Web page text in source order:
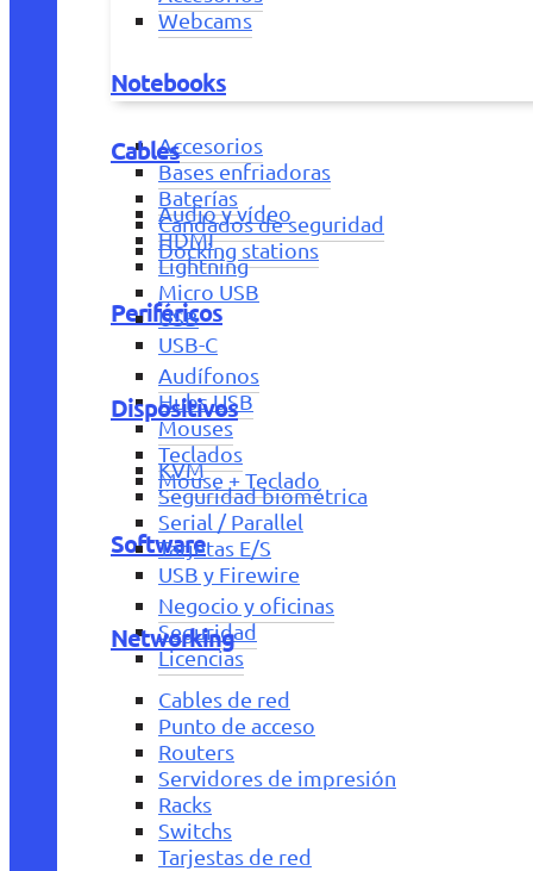
Webcams
Notebooks
Accesorios
Bases enfriadoras
Baterías
Candados de seguridad
Docking stations
Periféricos
Audífonos
Hubs USB
Mouses
Teclados
Mouse + Teclado
Software
Negocio y oficinas
Seguridad
Licencias
Cables
Audio y vídeo
HDMI
Lightning
Micro USB
USB
USB-C
Dispositivos
KVM
Seguridad biométrica
Serial / Parallel
Tarjetas E/S
USB y Firewire
Networking
Cables de red
Punto de acceso
Routers
Servidores de impresión
Racks
Switchs
Tarjestas de red